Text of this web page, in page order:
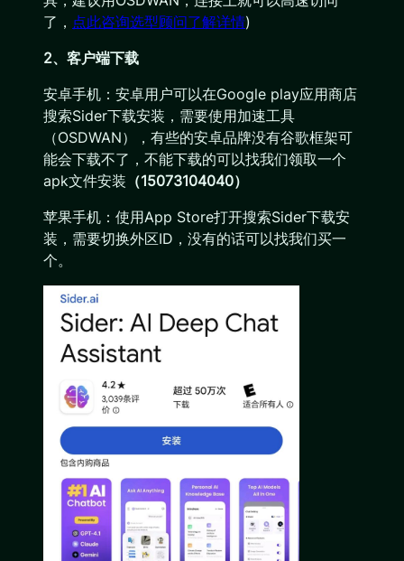
了， 点此咨询选型顾问了解详情)
2、客户端下载
安卓手机：安卓用户可以在Google play应用商店
搜索Sider下载安装，需要使用加速工具
（OSDWAN），有些的安卓品牌没有谷歌框架可
能会下载不了，不能下载的可以找我们领取一个
apk文件安装 （15073104040）
苹果手机：使用App Store打开搜索Sider下载安
装，需要切换外区ID，没有的话可以找我们买一
个。